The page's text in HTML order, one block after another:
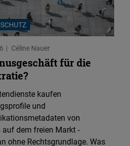
Céline Nauer
für die
kaufen
und
von
auf dem freien Markt -
ohne Rechtsgrundlage. Was